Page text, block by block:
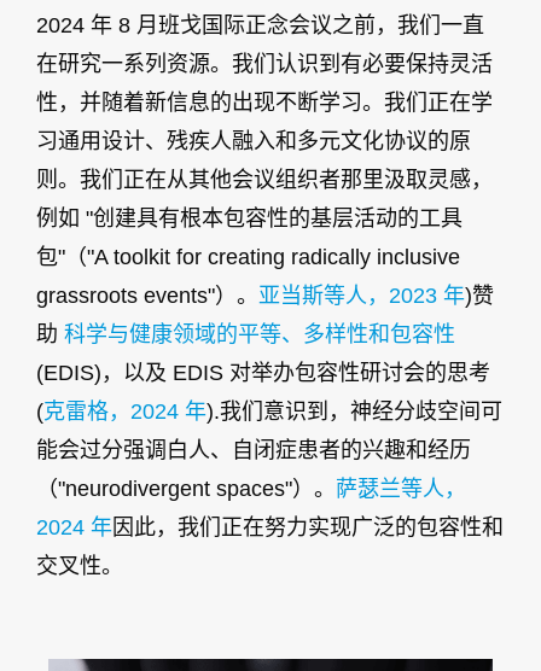
2024 年 8 月班戈国际正念会议之前，我们一直
在研究一系列资源。我们认识到有必要保持灵活
性，并随着新信息的出现不断学习。我们正在学
习通用设计、残疾人融入和多元文化协议的原
则。我们正在从其他会议组织者那里汲取灵感，
例如 "创建具有根本包容性的基层活动的工具
包"（"A toolkit for creating radically inclusive
grassroots events"）。 亚当斯等人，2023 年)赞
助 科学与健康领域的平等、多样性和包容性
(EDIS)，以及 EDIS 对举办包容性研讨会的思考
(克雷格，2024 年).我们意识到，神经分歧空间可
能会过分强调白人、自闭症患者的兴趣和经历
（"neurodivergent spaces"）。 萨瑟兰等人，
2024 年因此，我们正在努力实现广泛的包容性和
交叉性。